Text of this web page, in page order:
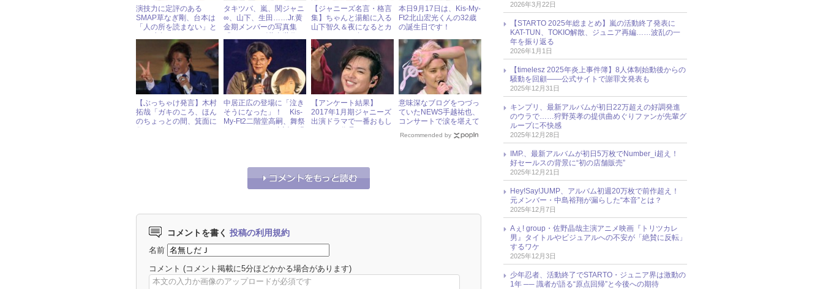
演技力に定評のある
SMAP草なぎ剛、台本は
「人の所を読まない」と
タキツバ、嵐、関ジャニ
∞、山下、生田……Jr.黄
金期メンバーの写真集
をチラ見せ
【ジャニーズ名言・格言
集】ちゃんと湯船に入る
山下智久＆夜になるとカ
キー＆翼・滝沢秀明
本日9月17日は、Kis-My-
Ft2北山宏光くんの32歳
の誕生日です！
【ぶっちゃけ発言】木村
拓哉「ガキのころ、ほん
のちょっとの間、箕面に
中居正広の登場に「泣き
そうになった」！ Kis-
My-Ft2二階堂高嗣、舞祭
【アンケート結果】
2017年1月期ジャニーズ
出演ドラマで一番おもし
意味深なブログをつづっ
ていたNEWS手越祐也、
コンサートで涙を堪えて
Recommended by
コメントを書く 投稿の利用規約
名前
コメント (コメント掲載に5分ほどかかる場合があります)
2026年3月22日
【STARTO 2025年総まとめ】嵐の活動終了発表に
KAT-TUN、TOKIO解散、ジュニア再編……波乱の一
年を振り返る
2026年1月1日
【timelesz 2025年炎上事件簿】8人体制始動後からの
騒動を回顧――公式サイトで謝罪文発表も
2025年12月31日
キンプリ、最新アルバムが初日22万超えの好調発進
のウラで……狩野英孝の提供曲めぐりファンが先輩グ
ループに不快感
2025年12月28日
IMP.、最新アルバムが初日5万枚でNumber_i超え！
好セールスの背景に“初の店舗販売”
2025年12月21日
Hey!Say!JUMP、アルバム初週20万枚で前作超え！
元メンバー・中島裕翔が漏らした“本音”とは？
2025年12月7日
Aぇ! group・佐野晶哉主演アニメ映画『トリツカレ
男』タイトルやビジュアルへの不安が「絶賛に反転」
するワケ
2025年12月3日
少年忍者、活動終了でSTARTO・ジュニア界は激動の
1年 ── 識者が語る“原点回帰”と今後への期待